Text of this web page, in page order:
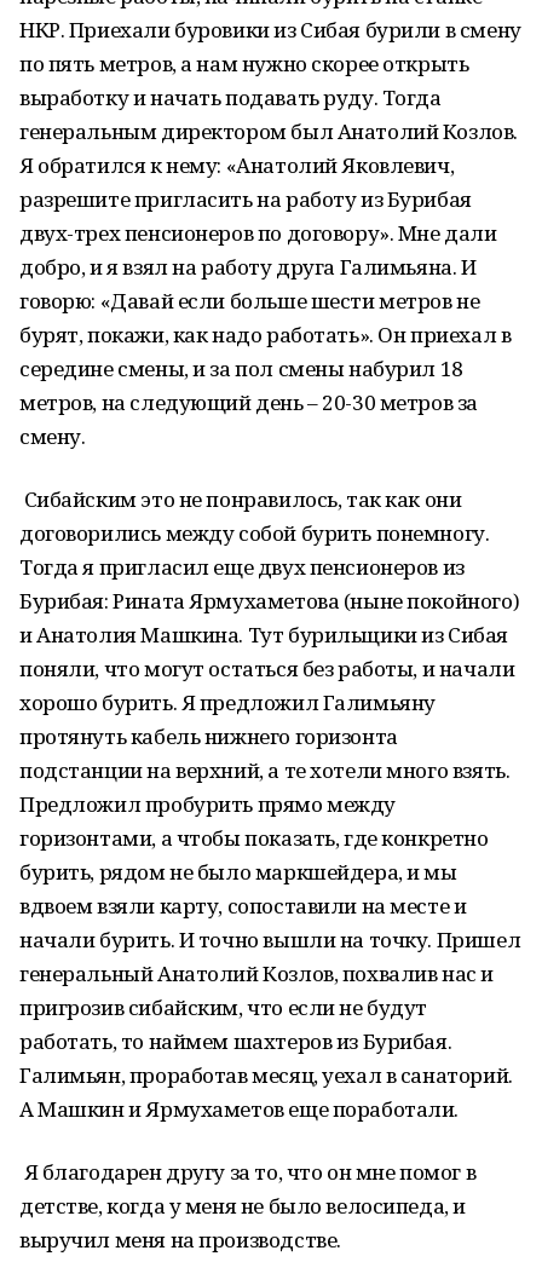
НКР. Приехали буровики из Сибая бурили в смену
по пять метров, а нам нужно скорее открыть
выработку и начать подавать руду. Тогда
генеральным директором был Анатолий Козлов.
Я обратился к нему: «Анатолий Яковлевич,
разрешите пригласить на работу из Бурибая
двух-трех пенсионеров по договору». Мне дали
добро, и я взял на работу друга Галимьяна. И
говорю: «Давай если больше шести метров не
бурят, покажи, как надо работать». Он приехал в
середине смены, и за пол смены набурил 18
метров, на следующий день – 20-30 метров за
смену.
Сибайским это не понравилось, так как они
договорились между собой бурить понемногу.
Тогда я пригласил еще двух пенсионеров из
Бурибая: Рината Ярмухаметова (ныне покойного)
и Анатолия Машкина. Тут бурильщики из Сибая
поняли, что могут остаться без работы, и начали
хорошо бурить. Я предложил Галимьяну
протянуть кабель нижнего горизонта
подстанции на верхний, а те хотели много взять.
Предложил пробурить прямо между
горизонтами, а чтобы показать, где конкретно
бурить, рядом не было маркшейдера, и мы
вдвоем взяли карту, сопоставили на месте и
начали бурить. И точно вышли на точку. Пришел
генеральный Анатолий Козлов, похвалив нас и
пригрозив сибайским, что если не будут
работать, то наймем шахтеров из Бурибая.
Галимьян, проработав месяц, уехал в санаторий.
А Машкин и Ярмухаметов еще поработали.
Я благодарен другу за то, что он мне помог в
детстве, когда у меня не было велосипеда, и
выручил меня на производстве.